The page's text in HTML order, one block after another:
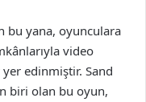
bu yana, oyunculara
video
edinmiştir. Sand
biri olan bu oyun,